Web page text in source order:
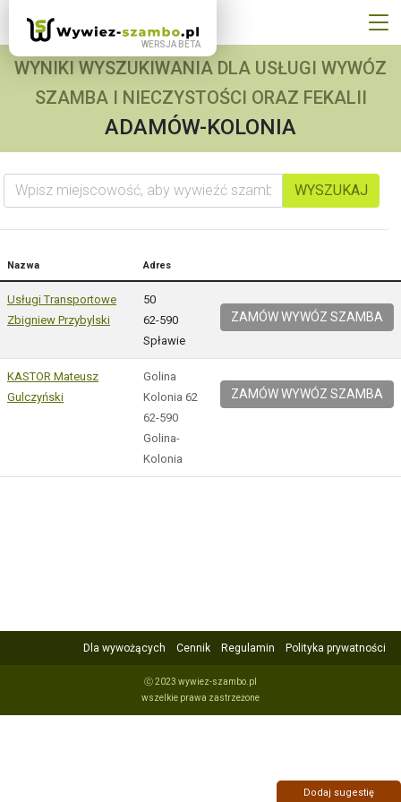
WYNIKI WYSZUKIWANIA DLA USŁUGI WYWÓZ
SZAMBA I NIECZYSTOŚCI ORAZ FEKALII
ADAMÓW-KOLONIA
Wpisz miejscowość, aby wywieźć szambo
WYSZUKAJ
Nazwa Adres
Usługi Transportowe
Zbigniew Przybylski
50
62-590
Spławie
ZAMÓW WYWÓZ SZAMBA
KASTOR Mateusz
Gulczyński
Golina
Kolonia 62
62-590
Golina-
Kolonia
ZAMÓW WYWÓZ SZAMBA
Dla wywożących Cennik Regulamin Polityka prywatności
ⓒ 2023 wywiez-szambo.pl
wszelkie prawa zastrzeżone
Dodaj sugestię